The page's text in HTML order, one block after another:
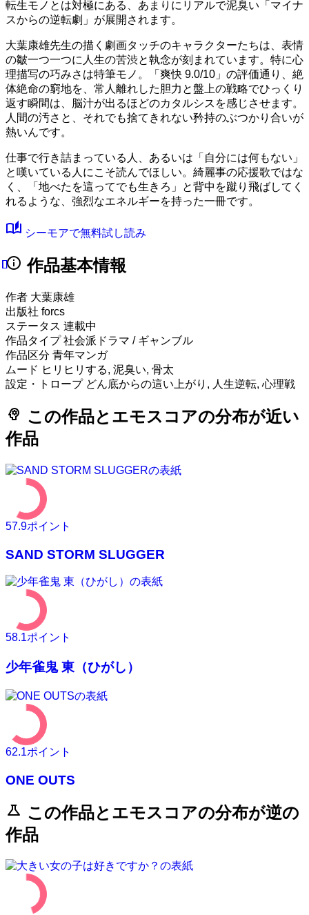
転生モノとは対極にある、あまりにリアルで泥臭い「マイナ
スからの逆転劇」が展開されます。
大葉康雄先生の描く劇画タッチのキャラクターたちは、表情
の皺一つ一つに人生の苦渋と執念が刻まれています。特に心
理描写の巧みさは特筆モノ。
「爽快 9.0/10」 の評価通り、絶
体絶命の窮地を、常人離れした胆力と盤上の戦略でひっくり
返す瞬間は、脳汁が出るほどのカタルシスを感じさせます。
人間の汚さと、それでも捨てきれない矜持のぶつかり合いが
熱いんです。
仕事で行き詰まっている人、あるいは「自分には何もない」
と嘆いている人にこそ読んでほしい。綺麗事の応援歌ではな
く、「地べたを這ってでも生きろ」と背中を蹴り飛ばしてく
れるような、強烈なエネルギーを持った一冊です。
auto_stories シーモアで無料試し読み
info 作品基本情報
作者 大葉康雄
出版社 forcs
ステータス 連載中
作品タイプ 社会派ドラマ / ギャンブル
作品区分 青年マンガ
ムード ヒリヒリする, 泥臭い, 骨太
設定・トロープ どん底からの這い上がり, 人生逆転, 心理戦
psychology この作品とエモスコアの分布が近い
作品
57.9ポイント
SAND STORM SLUGGER
58.1ポイント
少年雀鬼 東（ひがし）
62.1ポイント
ONE OUTS
science この作品とエモスコアの分布が逆の
作品